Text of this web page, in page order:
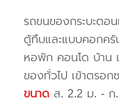
รถขนของกระบะตอ
ตู้ทึบและแบบคอกครั
หอพัก คอนโด บ้าน
ของทั่วไป เข้าตรอ
ขนาด ส. 2.2 ม. -